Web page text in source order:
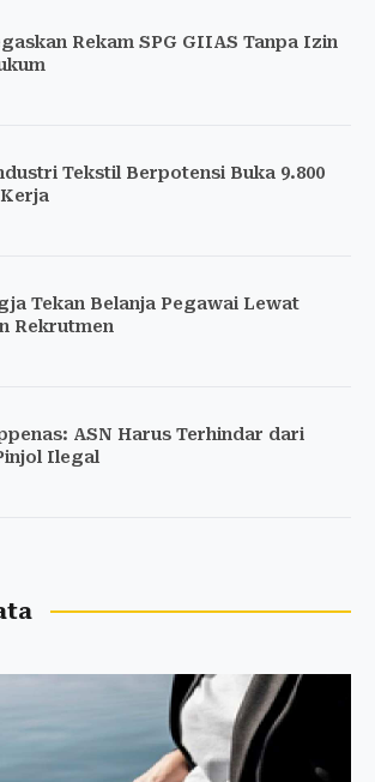
Rekam SPG GIIAS Tanpa Izin
Tekstil Berpotensi Buka 9.800
Tekan Belanja Pegawai Lewat
Rekrutmen
ASN Harus Terhindar dari
Ilegal